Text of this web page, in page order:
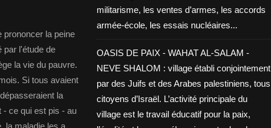
prononcer la peine
par l'étude de
la vie du pauvre.
Si tous avaient
la
ce qui est pis - au
la maladie les a
militarisme, les ventes d’armes, les accords
armée-école, les essais nucléaires...
OASIS DE PAIX - WAHAT AL-SALAM -
NEVE SHALOM : village établi conjointement
par des Juifs et des Arabes palestiniens, tous
citoyens d’Israël. L’activité principale du
village est le travail éducatif pour la paix,